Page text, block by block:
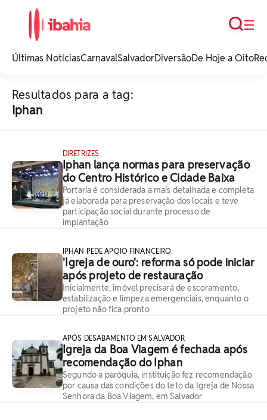
noticias e
☰
Busca
Últimas NotíciasCarnavalSalvadorDiversãoDe Hoje a Oito
Resultados para a tag:
Iphan
DIRETRIZES
Iphan lança normas para preservação
do Centro Histórico e Cidade Baixa
Portaria é considerada a mais detalhada e completa
já elaborada para preservação dos locais e teve
participação social durante processo de
implantação
IPHAN PEDE APOIO FINANCEIRO
'Igreja de ouro': reforma só pode iniciar
após projeto de restauração
Inicialmente, imóvel precisará de escoramento,
estabilização e limpeza emergenciais, enquanto o
projeto não fica pronto
APÓS DESABAMENTO EM SALVADOR
Igreja da Boa Viagem é fechada após
recomendação do Iphan
Segundo a paróquia, instituição fez recomendação
por causa das condições do teto da Igreja de Nossa
Senhora da Boa Viagem, em Salvador